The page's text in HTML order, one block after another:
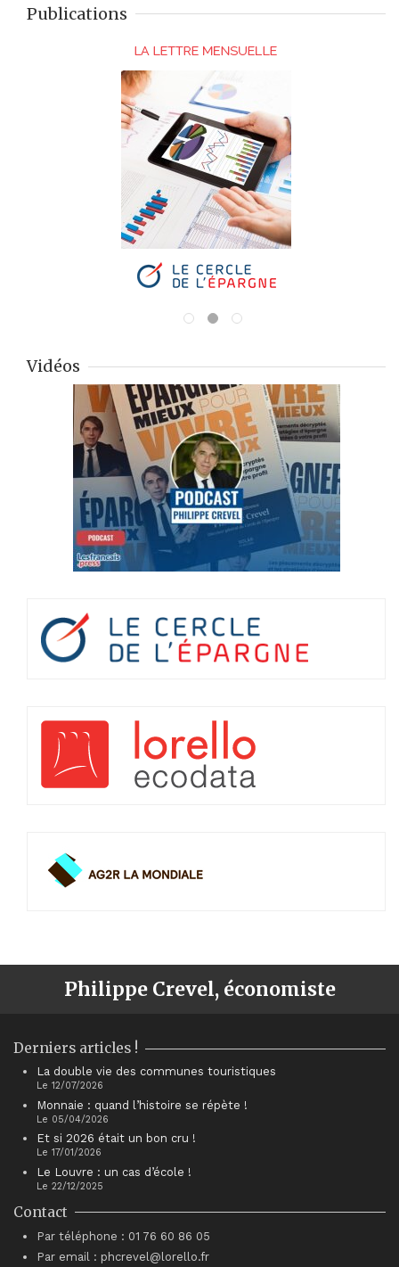
Publications
Vidéos
Philippe Crevel, économiste
Derniers articles !
La double vie des communes touristiques
Le 12/07/2026
Monnaie : quand l’histoire se répète !
Le 05/04/2026
Et si 2026 était un bon cru !
Le 17/01/2026
Le Louvre : un cas d’école !
Le 22/12/2025
Contact
Par téléphone : 01 76 60 86 05
Par email : phcrevel@lorello.fr